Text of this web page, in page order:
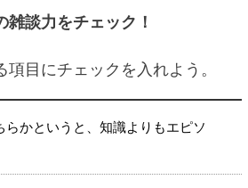
雑談力をチェック！
目にチェックを入れよう。
らかというと、知識よりもエピソ